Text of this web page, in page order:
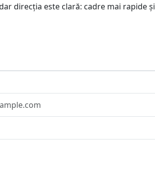
direcția este clară: cadre mai rapide și